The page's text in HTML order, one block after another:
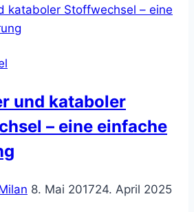
und kataboler
– eine einfache
8. Mai 201724. April 2025